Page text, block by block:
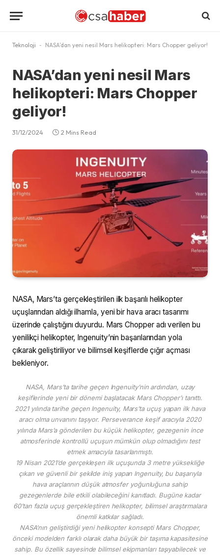
Teknoloji - NASA’dan yeni nesil Mars helikopteri: Mars Chopper geliyor!
NASA’dan yeni nesil Mars
helikopteri: Mars Chopper
geliyor!
31/12/2024 2 Mins Read
NASA, Mars’ta gerçekleştirilen ilk başarılı helikopter
uçuşlarından aldığı ilhamla, yeni bir hava aracı tasarımı
üzerinde çalıştığını duyurdu. Mars Chopper adı verilen bu
yenilikçi helikopter, Ingenuity’nin başarılarından yola
çıkarak geliştiriliyor ve bilimsel keşiflerde çığır açması
bekleniyor.
NASA, Mars’ta tarihe geçen Ingenuity’nin ardından, uzay
keşiflerinde yeni bir dönemi başlatacak Mars Chopper’ı tanıttı.
2021 yılında tarihe geçen Ingenuity, Mars’ta uçuş yapan ilk hava
aracı olma unvanını taşıyor. Perseverance keşif aracıyla 2020
yılında Mars’a gönderilen bu küçük helikopter, gezegenin ince
atmosferinde kontrollü uçuşun mümkün olup olmadığını test
etmek amacıyla tasarlanmıştı.
19 Nisan 2021’de gerçekleşen ilk uçuşunda 3 metre yüksekliğe
çıkan ve güvenli bir şekilde iniş yapan Ingenuity, bu başarıyla
hava araçlarının düşük atmosfer yoğunluğuna sahip
gezegenlerde bile etkili olabileceğini kanıtladı. Bugüne kadar
60’tan fazla uçuş gerçekleştiren helikopter, bilimsel araştırmalara
önemli katkılar sağladı.
NASA’nın geliştirdiği yeni helikopter konsepti Mars Chopper,
önceki modelden farklı olarak daha büyük bir taşıma kapasitesine
sahip. Bu özellik sayesinde bilimsel ekipmanları taşıyabilecek ve